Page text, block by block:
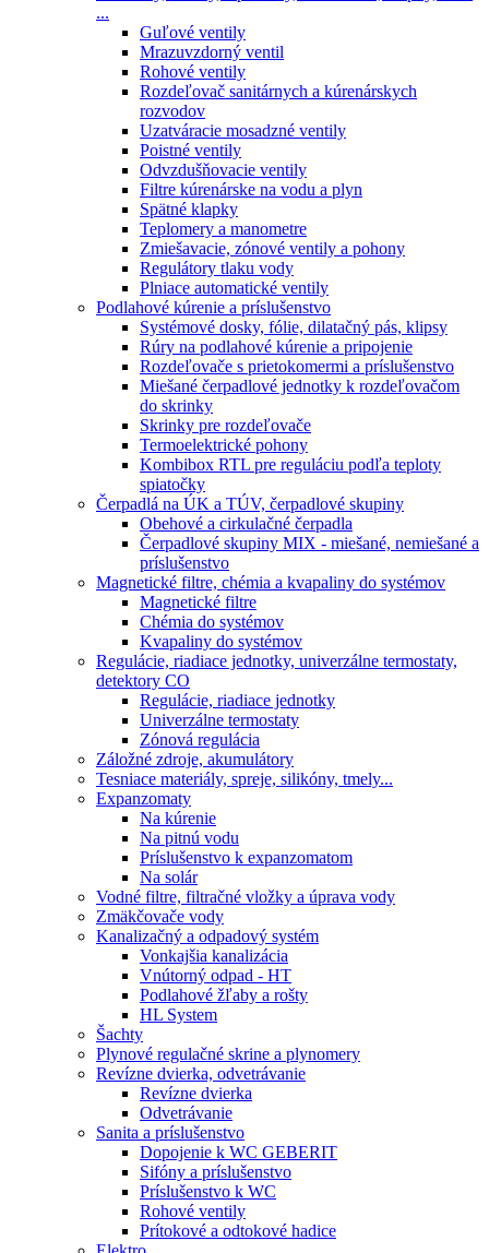
...
Guľové ventily
Mrazuvzdorný ventil
Rohové ventily
Rozdeľovač sanitárnych a kúrenárskych
rozvodov
Uzatváracie mosadzné ventily
Poistné ventily
Odvzdušňovacie ventily
Filtre kúrenárske na vodu a plyn
Spätné klapky
Teplomery a manometre
Zmiešavacie, zónové ventily a pohony
Regulátory tlaku vody
Plniace automatické ventily
Podlahové kúrenie a príslušenstvo
Systémové dosky, fólie, dilatačný pás, klipsy
Rúry na podlahové kúrenie a pripojenie
Rozdeľovače s prietokomermi a príslušenstvo
Miešané čerpadlové jednotky k rozdeľovačom
do skrinky
Skrinky pre rozdeľovače
Termoelektrické pohony
Kombibox RTL pre reguláciu podľa teploty
spiatočky
Čerpadlá na ÚK a TÚV, čerpadlové skupiny
Obehové a cirkulačné čerpadla
Čerpadlové skupiny MIX - miešané, nemiešané a
príslušenstvo
Magnetické filtre, chémia a kvapaliny do systémov
Magnetické filtre
Chémia do systémov
Kvapaliny do systémov
Regulácie, riadiace jednotky, univerzálne termostaty,
detektory CO
Regulácie, riadiace jednotky
Univerzálne termostaty
Zónová regulácia
Záložné zdroje, akumulátory
Tesniace materiály, spreje, silikóny, tmely...
Expanzomaty
Na kúrenie
Na pitnú vodu
Príslušenstvo k expanzomatom
Na solár
Vodné filtre, filtračné vložky a úprava vody
Zmäkčovače vody
Kanalizačný a odpadový systém
Vonkajšia kanalizácia
Vnútorný odpad - HT
Podlahové žľaby a rošty
HL System
Šachty
Plynové regulačné skrine a plynomery
Revízne dvierka, odvetrávanie
Revízne dvierka
Odvetrávanie
Sanita a príslušenstvo
Dopojenie k WC GEBERIT
Sifóny a príslušenstvo
Príslušenstvo k WC
Rohové ventily
Prítokové a odtokové hadice